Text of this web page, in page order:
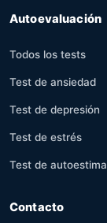
Autoevaluación
Todos los tests
Test de ansiedad
Test de depresión
Test de estrés
Test de autoestima
Contacto